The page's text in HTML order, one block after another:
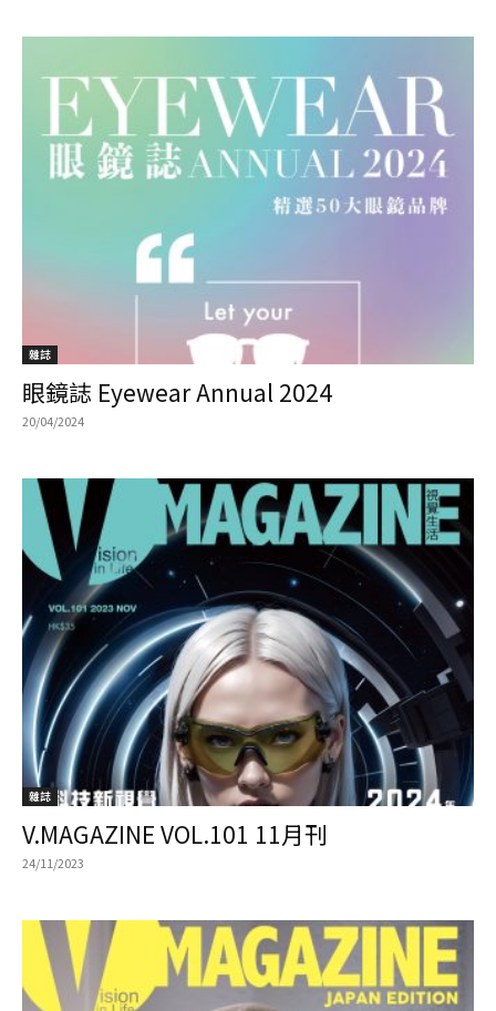
雜誌
眼鏡誌 Eyewear Annual 2024
20/04/2024
雜誌
V.MAGAZINE VOL.101 11月刊
24/11/2023